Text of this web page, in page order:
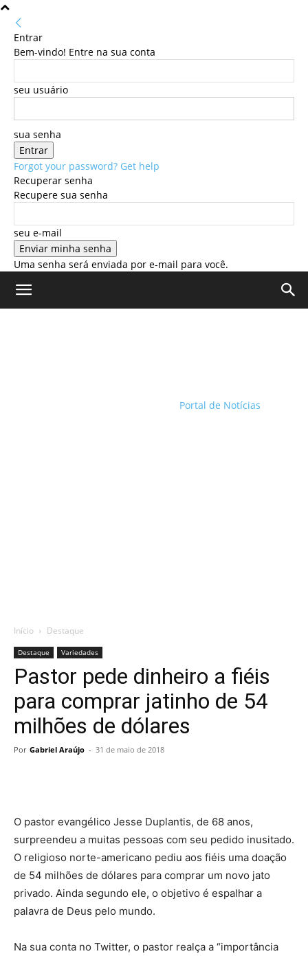
Entrar
Bem-vindo! Entre na sua conta
seu usuário
sua senha
Forgot your password? Get help
Recuperar senha
Recupere sua senha
seu e-mail
Uma senha será enviada por e-mail para você.
Portal de Notícias
Início Destaque
Destaque Variedades
Pastor pede dinheiro a fiéis
para comprar jatinho de 54
milhões de dólares
Por Gabriel Araújo - 31 de maio de 2018
O pastor evangélico Jesse Duplantis, de 68 anos,
surpreendeu a muitas pessoas com seu pedido inusitado.
O religioso norte-americano pediu aos fiéis uma doação
de 54 milhões de dólares para comprar um novo jato
privado. Ainda segundo ele, o objetivo é espalhar a
palavra de Deus pelo mundo.
Na sua conta no Twitter, o pastor realça a “importância